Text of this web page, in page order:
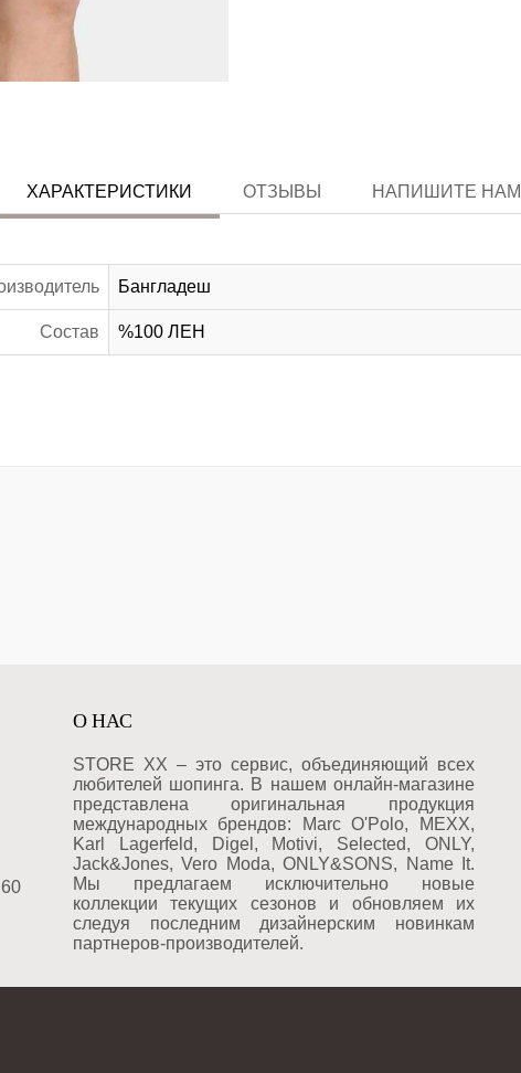
ХАРАКТЕРИСТИКИ ОТЗЫВЫ НАПИШИТЕ НАМ
Бангладеш
Состав %100 ЛЕН
О НАС
STORE XX – это сервис, объединяющий всех
любителей шопинга. В нашем онлайн-магазине
представлена оригинальная продукция
международных брендов: Marc O'Polo, MEXX,
Karl Lagerfeld, Digel, Motivi, Selected, ONLY,
Jack&Jones, Vero Moda, ONLY&SONS, Name It.
Мы предлагаем исключительно новые
коллекции текущих сезонов и обновляем их
следуя последним дизайнерским новинкам
партнеров-производителей.